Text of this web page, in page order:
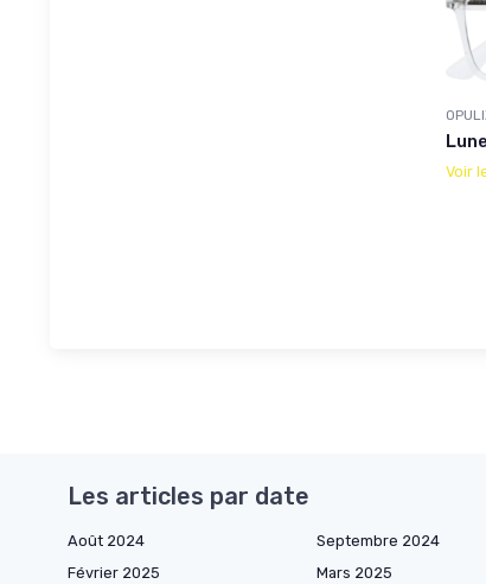
Voir
Les articles par date
Août 2024 Septembre 2024
Février 2025
Mars 2025